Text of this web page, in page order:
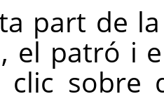
part de
el patró i
clic sobre